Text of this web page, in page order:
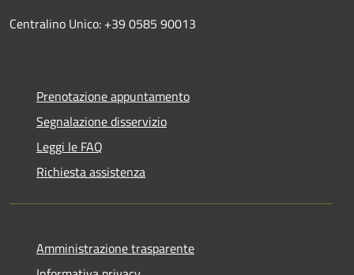
Centralino Unico: +39 0585 90013
Prenotazione appuntamento
Segnalazione disservizio
Leggi le FAQ
Richiesta assistenza
Amministrazione trasparente